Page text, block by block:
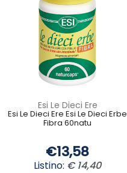
Esi Le Dieci Ere
Esi Le Dieci Ere Esi Le Dieci Erbe
Fibra 60natu
€13,58
Listino: € 14,40